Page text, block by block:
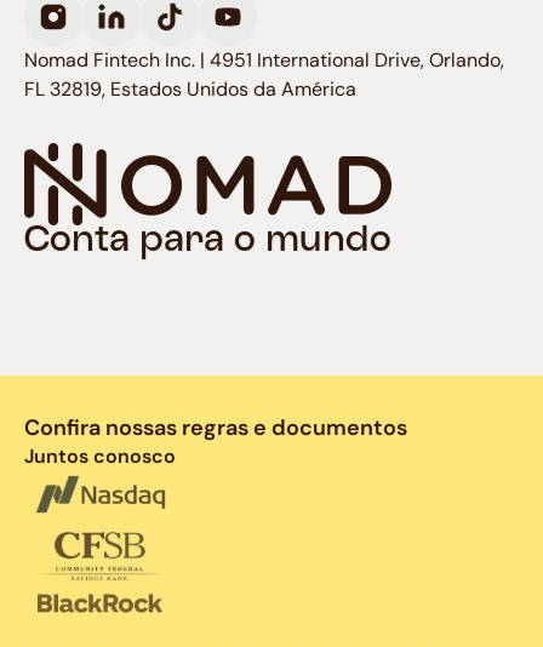
Conta para o mundo
Nomad Fintech Inc. | 4951 International Drive, Orlando,
FL 32819, Estados Unidos da América
Confira nossas regras e documentos
Juntos conosco